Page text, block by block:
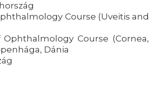
Course (Uveitis and
Ophthalmology Course (Cornea,
Dánia